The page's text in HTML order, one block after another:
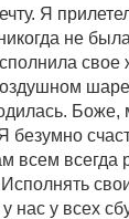
Я
не
Боже,
безумно
всем всегда
нас у всех